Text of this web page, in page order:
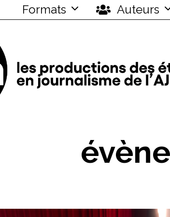
Formats Auteurs